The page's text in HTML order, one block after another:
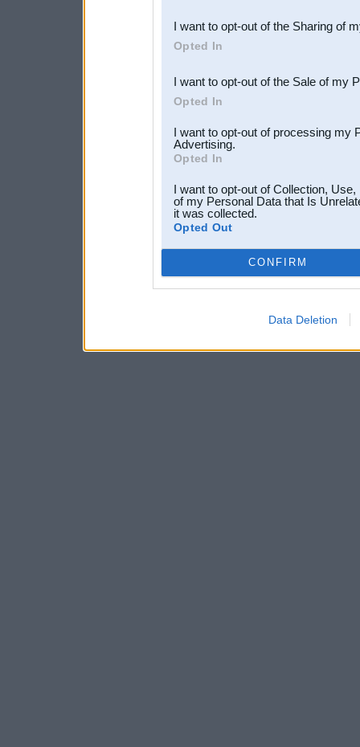
Downstream Participants
third parties.
I want to opt-out of the Sharing of
Opted In
I want to opt-out of the Sale of my
Opted In
I want to opt-out of processing my
Advertising.
Opted In
I want to opt-out of Collection,
of my Personal Data that Is
it was collected.
Opted Out
CONFIRM
Data Deletion